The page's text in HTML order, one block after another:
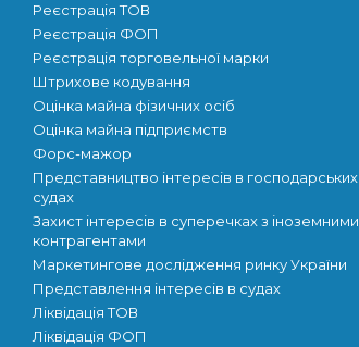
Реєстрація ТОВ
Реєстрація ФОП
Реєстрація торговельної марки
Штрихове кодування
Оцінка майна фізичних осіб
Оцінка майна підприємств
Форс-мажор
Представництво інтересів в господарських
судах
Захист інтересів в суперечках з іноземними
контрагентами
Маркетингове дослідження ринку України
Представлення інтересів в судах
Ліквідація ТОВ
Ліквідація ФОП